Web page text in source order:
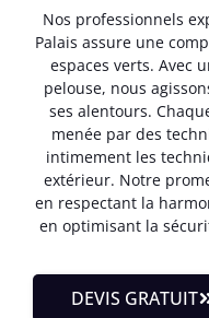
Nos professionnels
Palais assure une
espaces verts. Avec
pelouse, nous
ses alentours.
menée par des
intimement les
extérieur. Notre
en respectant la
en optimisant la
DEVIS GRATUIT